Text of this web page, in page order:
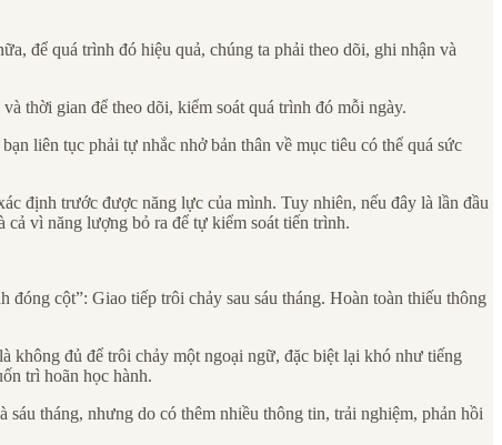
để quá trình đó hiệu quả, chúng ta phải theo dõi, ghi nhận và
thời gian để theo dõi, kiểm soát quá trình đó mỗi ngày.
liên tục phải tự nhắc nhở bản thân về mục tiêu có thể quá sức
định trước được năng lực của mình. Tuy nhiên, nếu đây là lần đầu
vì năng lượng bỏ ra để tự kiểm soát tiến trình.
cột”: Giao tiếp trôi chảy sau sáu tháng. Hoàn toàn thiếu thông
không đủ để trôi chảy một ngoại ngữ, đặc biệt lại khó như tiếng
trì hoãn học hành.
tháng, nhưng do có thêm nhiều thông tin, trải nghiệm, phản hồi